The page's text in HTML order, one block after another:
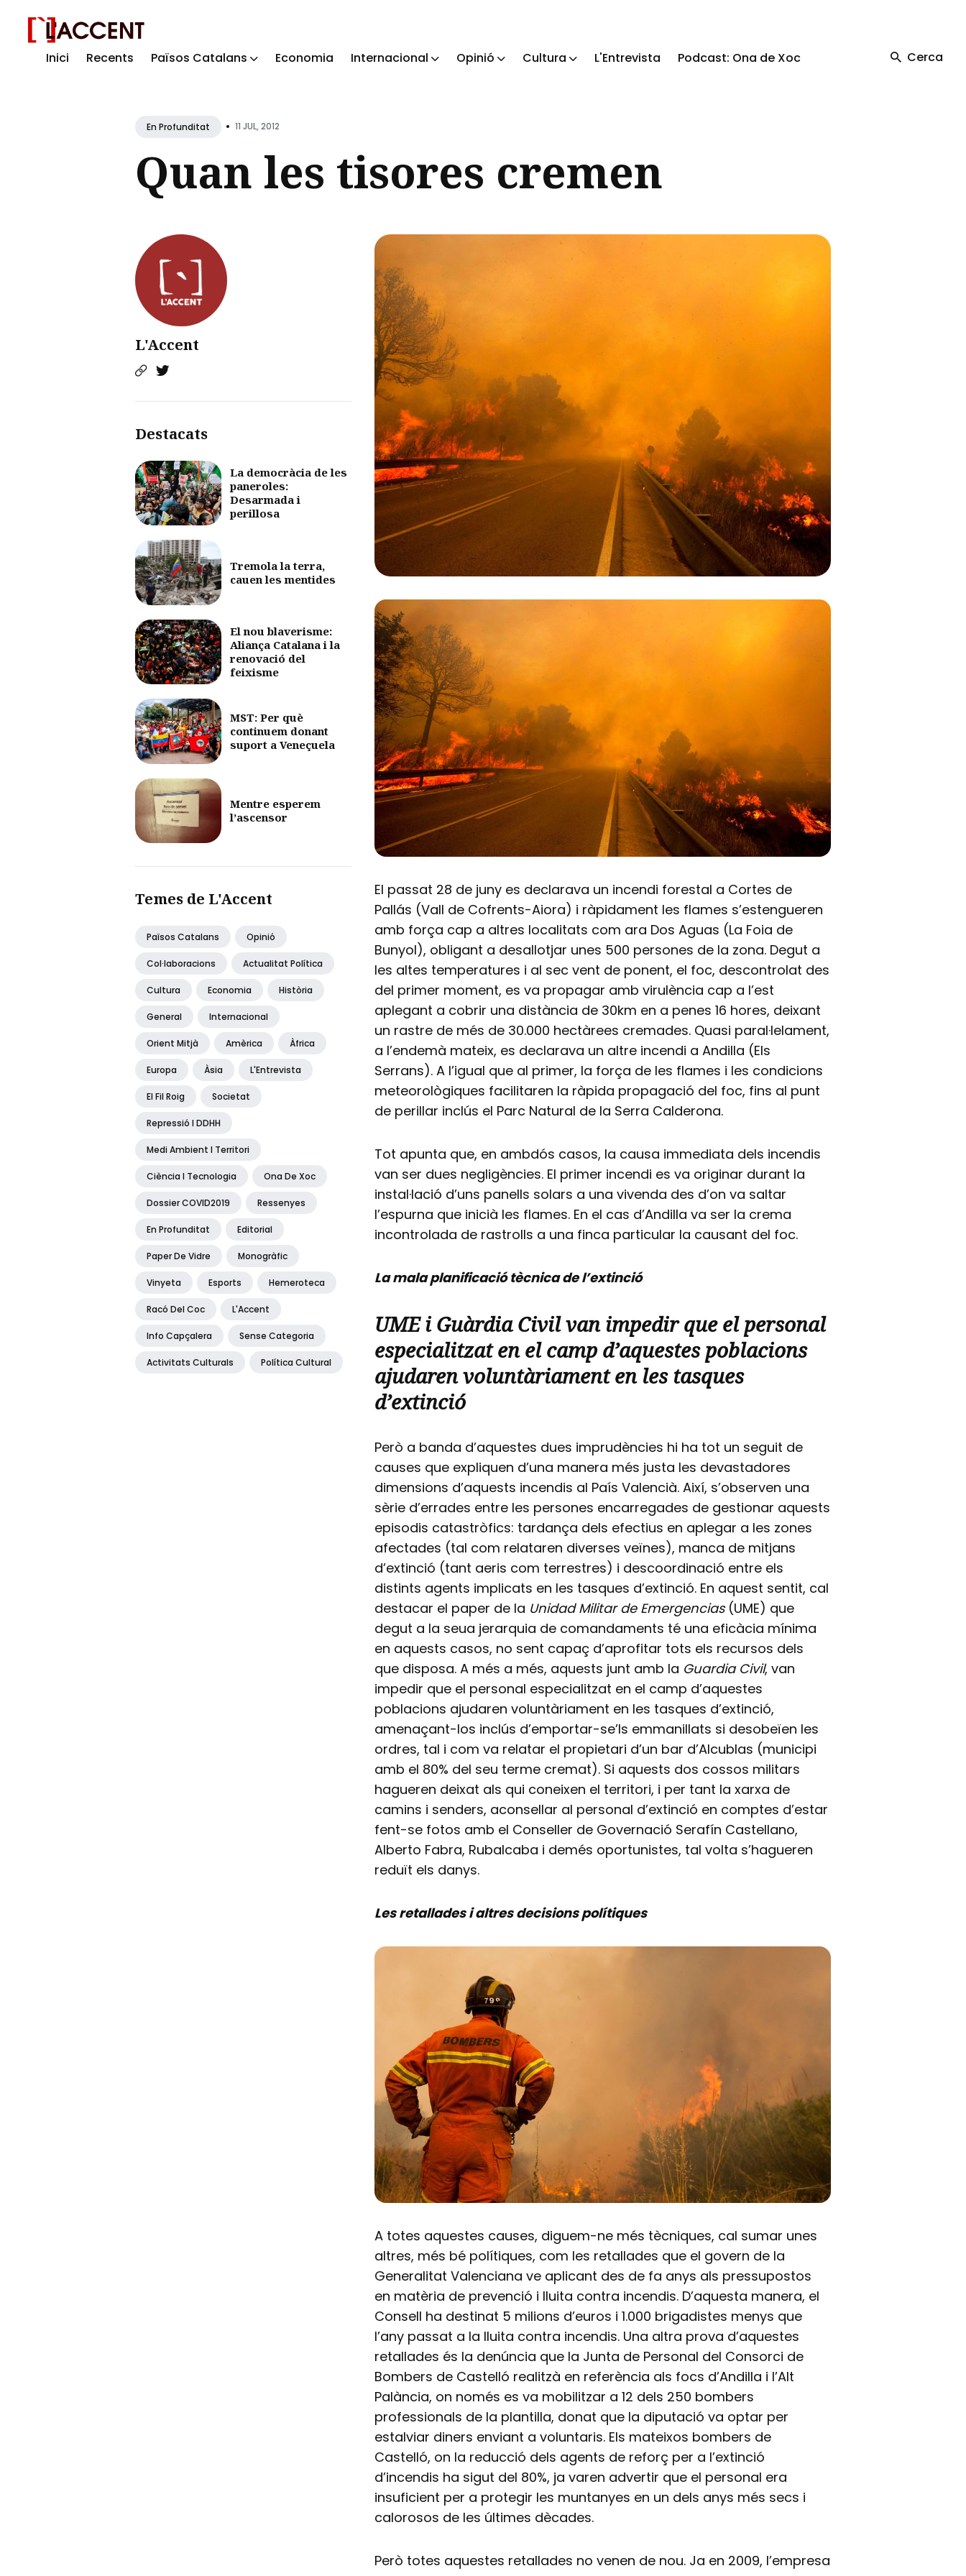
Inici Recents Països Catalans Economia Internacional Opinió Cultura L'Entrevista Podcast: Ona de Xoc Cerca
En Profunditat • 11 JUL, 2012
Quan les tisores cremen
L'Accent
Destacats
La democràcia de les
paneroles:
Desarmada i
perillosa
Tremola la terra,
cauen les mentides
El nou blaverisme:
Aliança Catalana i la
renovació del
feixisme
MST: Per què
continuem donant
suport a Veneçuela
Mentre esperem
l’ascensor
Temes de L'Accent
Països Catalans Opinió
Col·laboracions Actualitat Política
Cultura Economia Història
General Internacional
Orient Mitjà Amèrica Àfrica
Europa Àsia L'Entrevista
El Fil Roig Societat
Repressió I DDHH
Medi Ambient I Territori
Ciència I Tecnologia Ona De Xoc
Dossier COVID2019 Ressenyes
En Profunditat Editorial
Paper De Vidre Monogràfic
Vinyeta Esports Hemeroteca
Racó Del Coc L'Accent
Info Capçalera Sense Categoria
Activitats Culturals Política Cultural
El passat 28 de juny es declarava un incendi forestal a Cortes de
Pallás (Vall de Cofrents-Aiora) i ràpidament les flames s’estengueren
amb força cap a altres localitats com ara Dos Aguas (La Foia de
Bunyol), obligant a desallotjar unes 500 persones de la zona. Degut a
les altes temperatures i al sec vent de ponent, el foc, descontrolat des
del primer moment, es va propagar amb virulència cap a l’est
aplegant a cobrir una distància de 30km en a penes 16 hores, deixant
un rastre de més de 30.000 hectàrees cremades. Quasi paral·lelament,
a l’endemà mateix, es declarava un altre incendi a Andilla (Els
Serrans). A l’igual que al primer, la força de les flames i les condicions
meteorològiques facilitaren la ràpida propagació del foc, fins al punt
de perillar inclús el Parc Natural de la Serra Calderona.
Tot apunta que, en ambdós casos, la causa immediata dels incendis
van ser dues negligències. El primer incendi es va originar durant la
instal·lació d’uns panells solars a una vivenda des d’on va saltar
l’espurna que inicià les flames. En el cas d’Andilla va ser la crema
incontrolada de rastrolls a una finca particular la causant del foc.
La mala planificació tècnica de l’extinció
UME i Guàrdia Civil van impedir que el personal
especialitzat en el camp d’aquestes poblacions
ajudaren voluntàriament en les tasques
d’extinció
Però a banda d’aquestes dues imprudències hi ha tot un seguit de
causes que expliquen d’una manera més justa les devastadores
dimensions d’aquests incendis al País Valencià. Així, s’observen una
sèrie d’errades entre les persones encarregades de gestionar aquests
episodis catastròfics: tardança dels efectius en aplegar a les zones
afectades (tal com relataren diverses veïnes), manca de mitjans
d’extinció (tant aeris com terrestres) i descoordinació entre els
distints agents implicats en les tasques d’extinció. En aquest sentit, cal
destacar el paper de la Unidad Militar de Emergencias(UME) que
degut a la seua jerarquia de comandaments té una eficàcia mínima
en aquests casos, no sent capaç d’aprofitar tots els recursos dels
que disposa. A més a més, aquests junt amb la Guardia Civil, van
impedir que el personal especialitzat en el camp d’aquestes
poblacions ajudaren voluntàriament en les tasques d’extinció,
amenaçant-los inclús d’emportar-se’ls emmanillats si desobeïen les
ordres, tal i com va relatar el propietari d’un bar d’Alcublas (municipi
amb el 80% del seu terme cremat). Si aquests dos cossos militars
hagueren deixat als qui coneixen el territori, i per tant la xarxa de
camins i senders, aconsellar al personal d’extinció en comptes d’estar
fent-se fotos amb el Conseller de Governació Serafín Castellano,
Alberto Fabra, Rubalcaba i demés oportunistes, tal volta s’hagueren
reduït els danys.
Les retallades i altres decisions polítiques
A totes aquestes causes, diguem-ne més tècniques, cal sumar unes
altres, més bé polítiques, com les retallades que el govern de la
Generalitat Valenciana ve aplicant des de fa anys als pressupostos
en matèria de prevenció i lluita contra incendis. D’aquesta manera, el
Consell ha destinat 5 milions d’euros i 1.000 brigadistes menys que
l’any passat a la lluita contra incendis. Una altra prova d’aquestes
retallades és la denúncia que la Junta de Personal del Consorci de
Bombers de Castelló realitzà en referència als focs d’Andilla i l’Alt
Palància, on només es va mobilitzar a 12 dels 250 bombers
professionals de la plantilla, donat que la diputació va optar per
estalviar diners enviant a voluntaris. Els mateixos bombers de
Castelló, on la reducció dels agents de reforç per a l’extinció
d’incendis ha sigut del 80%, ja varen advertir que el personal era
insuficient per a protegir les muntanyes en un dels anys més secs i
calorosos de les últimes dècades.
Però totes aquestes retallades no venen de nou. Ja en 2009, l’empresa